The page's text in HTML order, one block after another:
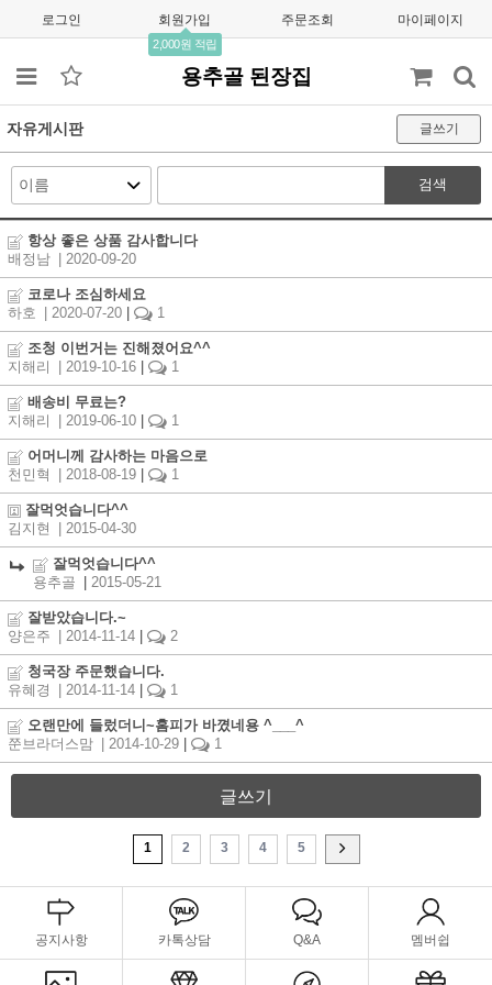
로그인 회원가입
2,000원 적립
주문조회 마이페이지
용추골 된장집
자유게시판 글쓰기
검색
항상 좋은 상품 감사합니다
배정남
| 2020-09-20
코로나 조심하세요
하호
| 2020-07-20 1
조청 이번거는 진해졌어요^^
지해리
| 2019-10-16 1
배송비 무료는?
지해리
| 2019-06-10 1
어머니께 감사하는 마음으로
천민혁
| 2018-08-19 1
잘먹엇습니다^^
김지현
| 2015-04-30
잘먹엇습니다^^
용추골
2015-05-21
잘받았습니다.~
양은주
| 2014-11-14 2
청국장 주문했습니다.
유혜경
| 2014-11-14 1
오랜만에 들렀더니~홈피가 바꼈네용 ^___^
쭌브라더스맘
| 2014-10-29 1
글쓰기
1 2 3 4 5
공지사항 카톡상담 Q&A 멤버쉽